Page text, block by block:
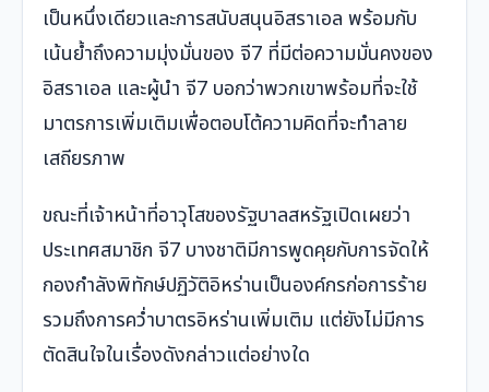
เป็นหนึ่งเดียวและการสนับสนุนอิสราเอล พร้อมกับ
เน้นย้ำถึงความมุ่งมั่นของ จี7 ที่มีต่อความมั่นคงของ
อิสราเอล และผู้นำ จี7 บอกว่าพวกเขาพร้อมที่จะใช้
มาตรการเพิ่มเติมเพื่อตอบโต้ความคิดที่จะทำลาย
เสถียรภาพ
ขณะที่เจ้าหน้าที่อาวุโสของรัฐบาลสหรัฐเปิดเผยว่า
ประเทศสมาชิก จี7 บางชาติมีการพูดคุยกับการจัดให้
กองกำลังพิทักษ์ปฏิวัติอิหร่านเป็นองค์กรก่อการร้าย
รวมถึงการคว่ำบาตรอิหร่านเพิ่มเติม แต่ยังไม่มีการ
ตัดสินใจในเรื่องดังกล่าวแต่อย่างใด